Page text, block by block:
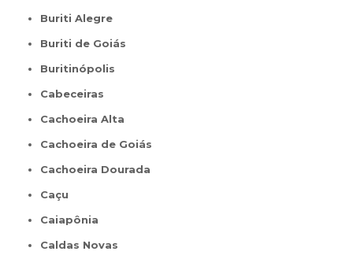
Buriti Alegre
Buriti de Goiás
Buritinópolis
Cabeceiras
Cachoeira Alta
Cachoeira de Goiás
Cachoeira Dourada
Caçu
Caiapônia
Caldas Novas